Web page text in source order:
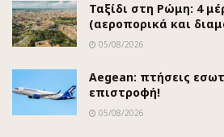
Ταξίδι στη Ρώμη: 4
(αεροπορικά και
05/08/2026
Aegean: πτήσεις
επιστροφή!
05/08/2026